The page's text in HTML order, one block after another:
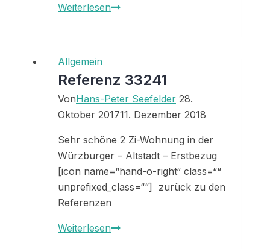
WeiterlesenMerkblätter
Allgemein
Referenz 33241
VonHans-Peter Seefelder 28.
Oktober 201711. Dezember 2018
Sehr schöne 2 Zi-Wohnung in der
Würzburger – Altstadt – Erstbezug
[icon name=“hand-o-right“ class=““
unprefixed_class=““] zurück zu den
Referenzen
WeiterlesenReferenz